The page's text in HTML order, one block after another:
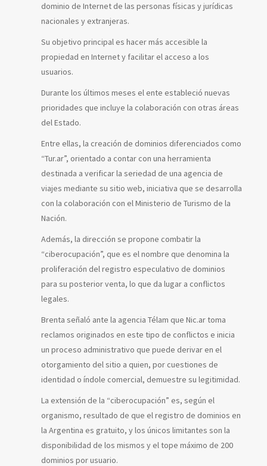
dominio de Internet de las personas físicas y jurídicas
nacionales y extranjeras.
Su objetivo principal es hacer más accesible la
propiedad en Internet y facilitar el acceso a los
usuarios.
Durante los últimos meses el ente estableció nuevas
prioridades que incluye la colaboración con otras áreas
del Estado.
Entre ellas, la creación de dominios diferenciados como
“Tur.ar”, orientado a contar con una herramienta
destinada a verificar la seriedad de una agencia de
viajes mediante su sitio web, iniciativa que se desarrolla
con la colaboración con el Ministerio de Turismo de la
Nación.
Además, la dirección se propone combatir la
“ciberocupación”, que es el nombre que denomina la
proliferación del registro especulativo de dominios
para su posterior venta, lo que da lugar a conflictos
legales.
Brenta señaló ante la agencia Télam que Nic.ar toma
reclamos originados en este tipo de conflictos e inicia
un proceso administrativo que puede derivar en el
otorgamiento del sitio a quien, por cuestiones de
identidad o índole comercial, demuestre su legitimidad.
La extensión de la “ciberocupación” es, según el
organismo, resultado de que el registro de dominios en
la Argentina es gratuito, y los únicos limitantes son la
disponibilidad de los mismos y el tope máximo de 200
dominios por usuario.